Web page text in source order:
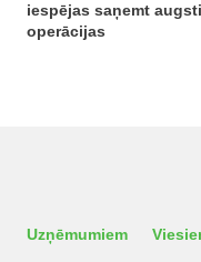
iespējas saņemt
operācijas
Uzņēmumiem